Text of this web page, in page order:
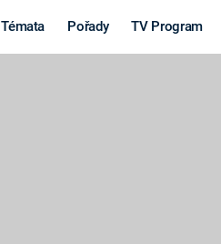
Témata Pořady TV Program